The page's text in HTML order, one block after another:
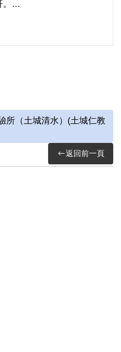
灣，以僑生身分就讀
求學期間，因1971年
生爆炸案，被羅織成
爆炸案由謝聰敏等人
共產黨罪名起訴陳欽
島、土城仁教所等地。
無法獲得護照與身分
過一段困頓的時期，
陸續取得身分證與護
所（土城清水）(土城仁教
返回前一頁